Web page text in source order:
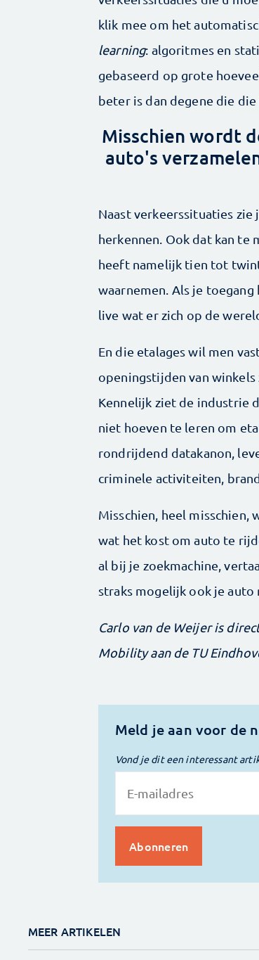
klik mee om het
learning: algoritmes en
gebaseerd op grote
beter is dan degene die
Misschien wordt
auto's
Naast verkeerssituaties
herkennen. Ook dat kan te
heeft namelijk tien tot
waarnemen. Als je
live wat er zich op de
En die etalages wil men
openingstijden van winkels
Kennelijk ziet de industrie
niet hoeven te leren om
rondrijdend datakanon,
criminele activiteiten,
Misschien, heel misschien,
wat het kost om auto te
al bij je zoekmachine,
straks mogelijk ook je
Carlo van de Weijer is
Mobility aan de TU
Meld je aan voor de
Vond je dit een interessant
MEER ARTIKELEN